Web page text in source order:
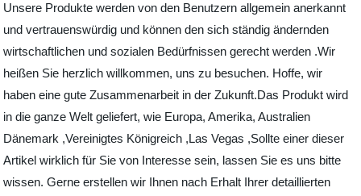
Unsere Produkte werden von den Benutzern allgemein anerkannt
und vertrauenswürdig und können den sich ständig ändernden
wirtschaftlichen und sozialen Bedürfnissen gerecht werden .Wir
heißen Sie herzlich willkommen, uns zu besuchen. Hoffe, wir
haben eine gute Zusammenarbeit in der Zukunft.Das Produkt wird
in die ganze Welt geliefert, wie Europa, Amerika, Australien
Dänemark ,Vereinigtes Königreich ,Las Vegas ,Sollte einer dieser
Artikel wirklich für Sie von Interesse sein, lassen Sie es uns bitte
wissen. Gerne erstellen wir Ihnen nach Erhalt Ihrer detaillierten